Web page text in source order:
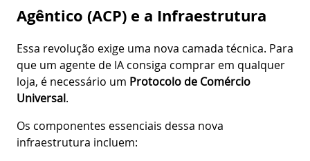
Agêntico (ACP) e a Infraestrutura
Essa revolução exige uma nova camada técnica. Para
que um agente de IA consiga comprar em qualquer
loja, é necessário um Protocolo de Comércio
Universal.
Os componentes essenciais dessa nova
infraestrutura incluem: